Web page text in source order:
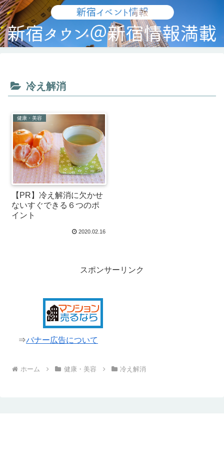
冷え解消
健康・美容
【PR】冷え解消に欠かせ
ないすぐできる６つのポ
イント
2020.02.16
スポンサーリンク
⇒バナー広告について
ホーム 健康・美容 冷え解消